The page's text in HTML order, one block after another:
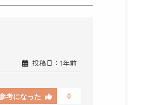
投稿日：1年前
考になった 0